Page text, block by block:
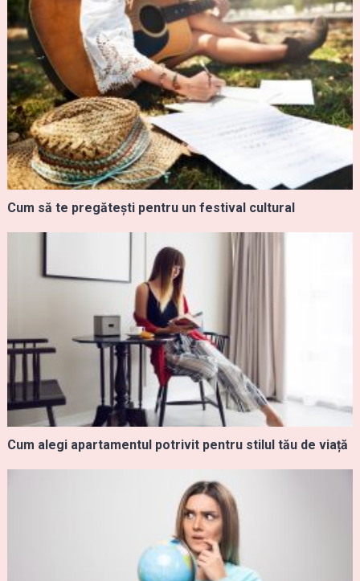
Cum să te pregătești pentru un festival cultural
Cum alegi apartamentul potrivit pentru stilul tău de viață